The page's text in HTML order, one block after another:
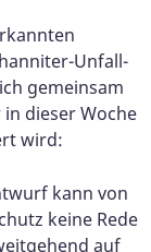
Unfall-
gemeinsam
dieser Woche
wird:
kann von
keine Rede
auf